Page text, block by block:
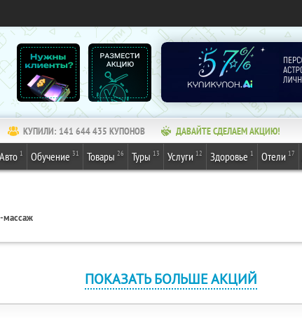
КУПИЛИ: 141 644 436 КУПОНОВ ДАВАЙТЕ СДЕЛАЕМ АКЦИЮ!
Авто 1 Обучение 31 Товары 26 Туры 13 Услуги 12 Здоровье 1 Отели 17
массаж
ПОКАЗАТЬ БОЛЬШЕ АКЦИЙ